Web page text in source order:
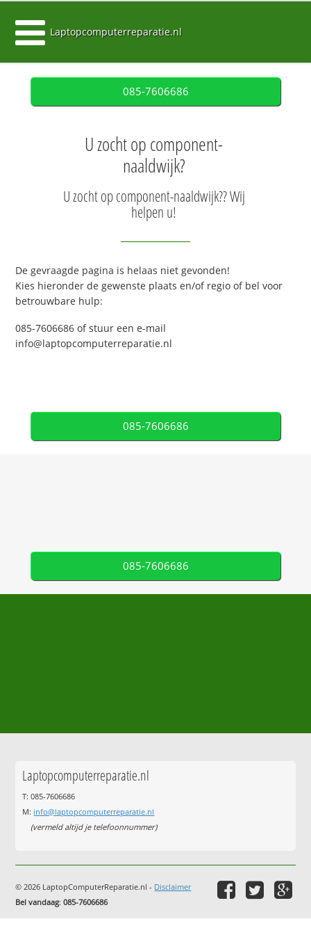
Laptopcomputerreparatie.nl
085-7606686
U zocht op component-
naaldwijk?
U zocht op component-naaldwijk?? Wij
helpen u!
De gevraagde pagina is helaas niet gevonden!
Kies hieronder de gewenste plaats en/of regio of bel voor
betrouwbare hulp:
085-7606686 of stuur een e-mail
info@laptopcomputerreparatie.nl
085-7606686
085-7606686
Laptopcomputerreparatie.nl
T: 085-7606686
M: info@laptopcomputerreparatie.nl
(vermeld altijd je telefoonnummer)
© 2026 LaptopComputerReparatie.nl - Disclaimer
Bel vandaag:085-7606686